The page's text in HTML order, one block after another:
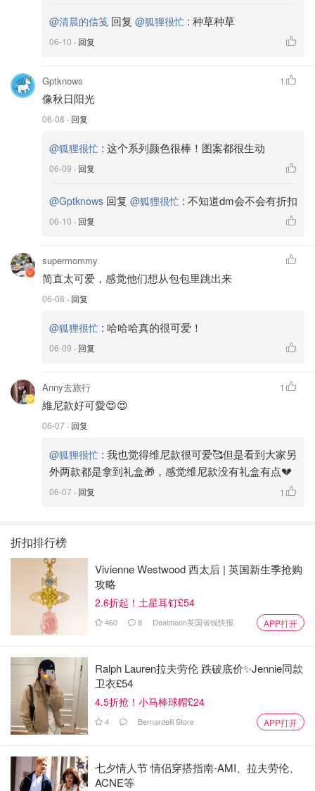
@清晨的信笺 回复 @狐狸很忙 : 种草种草
06-10 · 回复
Gptknows
像秋日阳光
06-08 · 回复
1
@狐狸很忙 : 这个系列颜色很棒！图案都很生动
06-09 · 回复
@Gptknows 回复 @狐狸很忙 : 不知道dm会不会有折扣
06-10 · 回复
supermommy
简直太可爱，感觉他们想从包包里跳出来
06-08 · 回复
@狐狸很忙 : 哈哈哈真的很可爱！
06-09 · 回复
Anny去旅行
維尼款好可愛😍😍
06-07 · 回复
1
@狐狸很忙 : 我也觉得维尼款很可爱🥰但是看到大家另
外两款都是拿到礼盒🎁，感觉维尼款没有礼盒有点💔
06-07 · 回复 1
折扣排行榜
Vivienne Westwood 西太后 | 英国新生季抢购
攻略
2.6折起！土星耳钉£54
460 8 Dealmoon英国省钱快报 APP打开
Ralph Lauren拉夫劳伦 跌破底价✨Jennie同款
卫衣£54
4.5折抢！小马棒球帽£24
4 Bernardelli Store APP打开
七夕情人节 情侣穿搭指南-AMI、拉夫劳伦、
ACNE等